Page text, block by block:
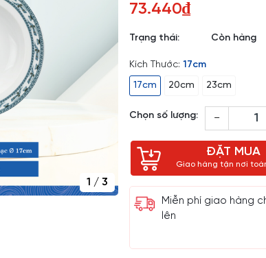
1 / 3
73.440₫
Trạng thái: Còn hàng
Kích Thước:17cm
17cm
20cm 23cm
Chọn số lượng: –
ĐẶT MUA
Giao hàng tận nơi
Miễn phí giao hàng
lên